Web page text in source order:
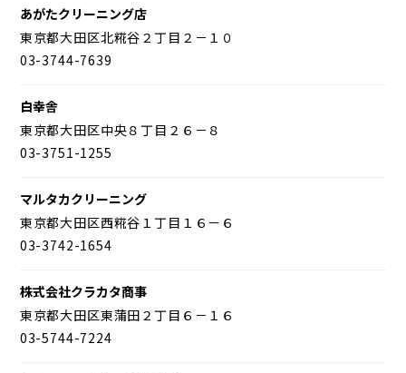
あがたクリーニング店
東京都大田区北糀谷２丁目２－１０
03-3744-7639
白幸舎
東京都大田区中央８丁目２６－８
03-3751-1255
マルタカクリーニング
東京都大田区西糀谷１丁目１６－６
03-3742-1654
株式会社クラカタ商事
東京都大田区東蒲田２丁目６－１６
03-5744-7224